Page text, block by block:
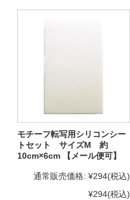
モチーフ転写用シリコンシー
トセット サイズM 約
10cm×6cm 【メール便可】
通常販売価格: ¥294(税込)
¥294(税込)